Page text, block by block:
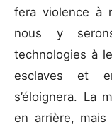
fera violence à
nous y
technologies à
esclaves et
s’éloignera. La
en arrière, mais